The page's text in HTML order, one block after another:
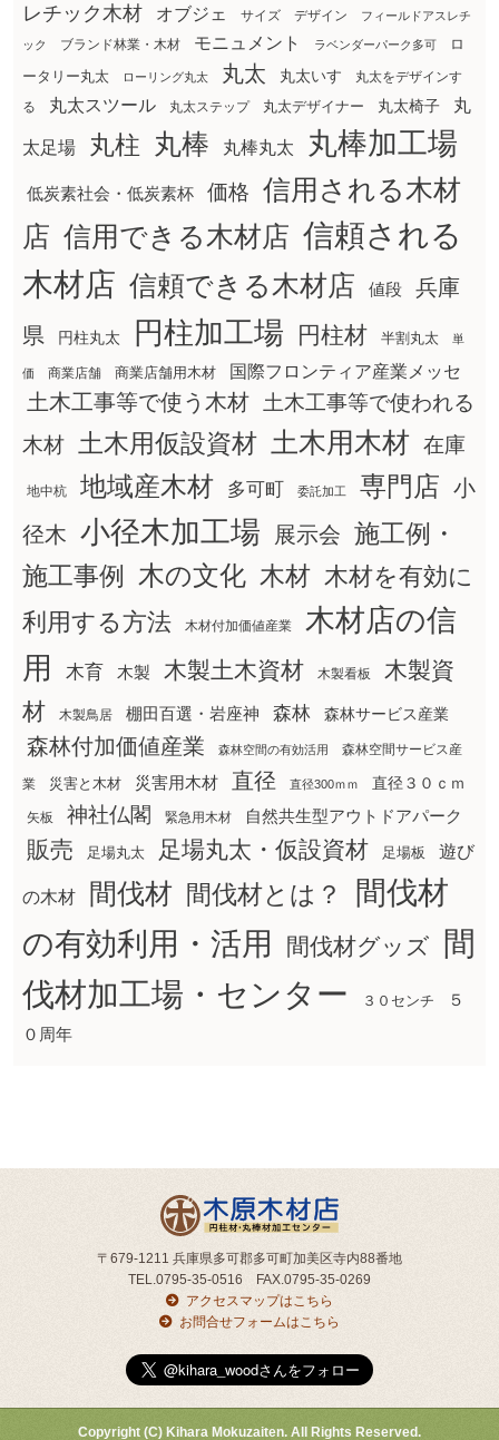
レチック木材
オブジェ サイズ デザイン フィールドアスレチ
ック ブランド林業・木材 モニュメント ラベンダーパーク多可
ロ
ータリー丸太
ローリング丸太 丸太 丸太いす
丸太をデザインす
る
丸太スツール 丸太ステップ 丸太デザイナー 丸太椅子 丸
太足場 丸柱 丸棒 丸棒丸太 丸棒加工場
低炭素社会・低炭素杯 価格
信用される木材
店 信用できる木材店 信頼される
木材店 信頼できる木材店 値段
兵庫
県
円柱丸太 円柱加工場 円柱材 半割丸太 単
価 商業店舗 商業店舗用木材 国際フロンティア産業メッセ
土木工事等で使う木材
土木工事等で使われる
木材
土木用仮設資材 土木用木材 在庫
地中杭 地域産木材 多可町 委託加工 専門店 小
径木 小径木加工場 展示会 施工例・
施工事例
木の文化 木材 木材を有効に
利用する方法
木材付加価値産業
木材店の信
用
木育 木製 木製土木資材 木製看板
木製資
材
木製鳥居 棚田百選・岩座神 森林 森林サービス産業
森林付加価値産業 森林空間の有効活用 森林空間サービス産
業 災害と木材 災害用木材 直径 直径300ｍｍ 直径３０ｃｍ
矢板 神社仏閣 緊急用木材 自然共生型アウトドアパーク
販売 足場丸太 足場丸太・仮設資材 足場板 遊び
の木材 間伐材 間伐材とは？
間伐材
の有効利用・活用
間伐材グッズ
間
伐材加工場・センター
３０センチ
５
０周年
〒679-1211 兵庫県多可郡多可町加美区寺内88番地
TEL.0795-35-0516 FAX.0795-35-0269
アクセスマップはこちら
お問合せフォームはこちら
Copyright (C) Kihara Mokuzaiten. All Rights Reserved.